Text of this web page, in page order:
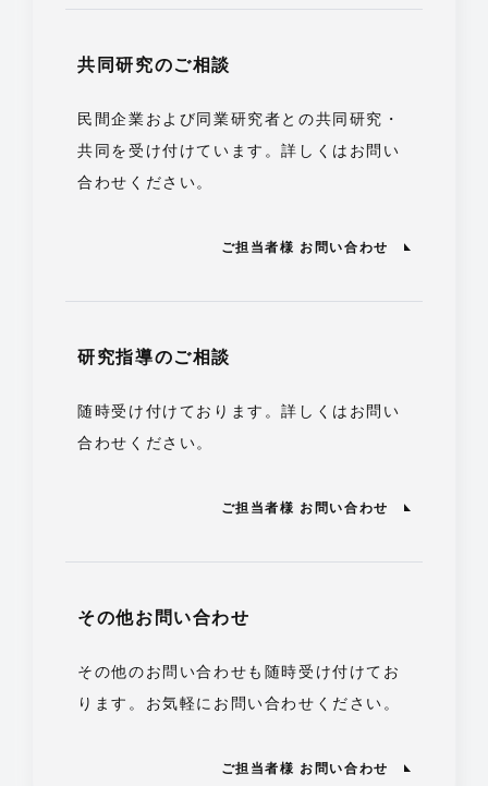
共同研究のご相談
民間企業および同業研究者との共同研究・
共同を受け付けています。詳しくはお問い
合わせください。
ご担当者様 お問い合わせ
研究指導のご相談
随時受け付けております。詳しくはお問い
合わせください。
ご担当者様 お問い合わせ
その他お問い合わせ
その他のお問い合わせも随時受け付けてお
ります。お気軽にお問い合わせください。
ご担当者様 お問い合わせ